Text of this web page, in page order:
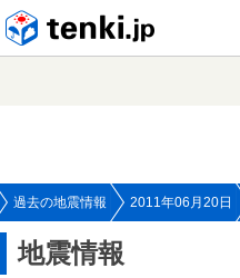
過去の地震情報 2011年06月20日
地震情報